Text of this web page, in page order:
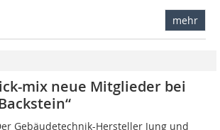
mehr
mix neue Mitglieder bei
Gebäudetechnik-Hersteller Jung und